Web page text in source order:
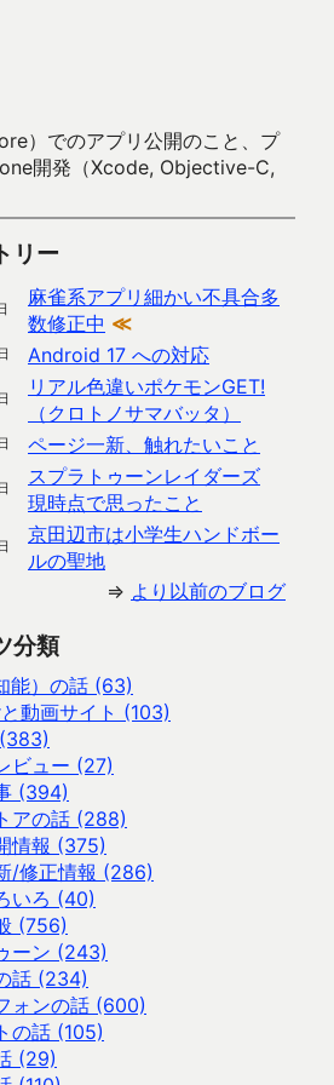
）でのアプリ公開のこと、プ
開発（Xcode, Objective-C,
リー
麻雀系アプリ細かい不具合多
数修正中 ≪
Android 17 への対応
リアル色違いポケモンGET!
（クロトノサマバッタ）
ページ一新、触れたいこと
スプラトゥーンレイダーズ
現時点で思ったこと
京田辺市は小学生ハンドボー
ルの聖地
⇒ より以前のブログ
分類
能）の話 (63)
動画サイト (103)
ビュー (27)
(394)
アの話 (288)
情報 (375)
/修正情報 (286)
いろ (40)
(756)
ーン (243)
話 (234)
ォンの話 (600)
の話 (105)
(29)